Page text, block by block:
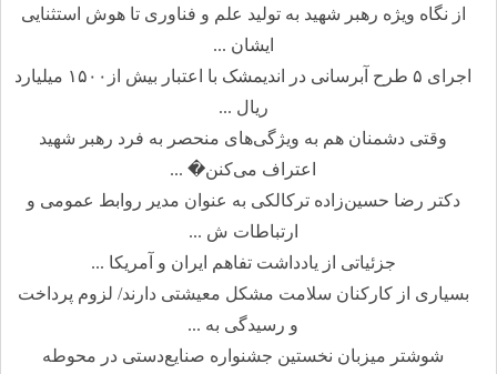
از نگاه ویژه رهبر شهید به تولید علم و فناوری تا هوش استثنایی
ایشان ...
اجرای ۵ طرح آبرسانی در اندیمشک با اعتبار بیش از۱۵۰۰ میلیارد
ریال ...
وقتی دشمنان هم به ویژگی‌های منحصر به فرد رهبر شهید
اعتراف می‌کنن� ...
دکتر رضا حسین‌زاده ترکالکی به عنوان مدیر روابط عمومی و
ارتباطات ش ...
جزئیاتی از یادداشت تفاهم ایران و آمریکا ...
بسیاری از کارکنان سلامت مشکل معیشتی دارند/ لزوم پرداخت
و رسیدگی به ...
شوشتر میزبان نخستین جشنواره صنایع‌دستی در محوطه